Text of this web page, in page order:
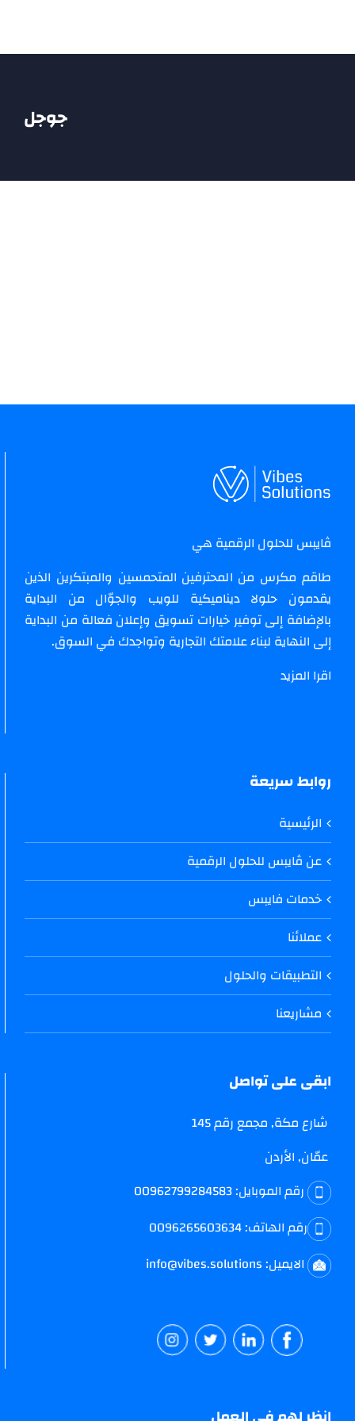
content
جوجل
ڤايبس للحلول الرقمية هي
طاقم مكرس من المحترفين المتحمسين والمبتكرين الذين
يقدمون حلولا ديناميكية للويب والجوّال من البداية
بالإضافة إلى توفير خيارات تسويق وإعلان فعالة من البداية
إلى النهاية لبناء علامتك التجارية وتواجدك في السوق.
اقرا المزيد
روابط سريعة
الرئيسية
عن ڤايبس للحلول الرقمية
خدمات فايبس
عملائنا
التطبيقات والحلول
مشاريعنا
ابقى على تواصل
شارع مكة, مجمع رقم 145
عمّان, الأردن
رقم الموبايل:00962799284583
رقم الهاتف:0096265603634
الايميل:info@vibes.solutions